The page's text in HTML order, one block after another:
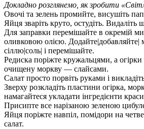
Докладно розглянемо, як зробити
Овочі та зелень промийте, висушіть
Яйця зваріть круто, остудіть. Видаліть
Для заправки перемішайте в окремій
оливковою олією. Додайте|добавляйте|
сіллю|соль| і перемішайте.
Редиска поріжте кружальцями, а
очищену моркву — слайсами.
Салат просто порвіть руками і
Зверху розкладіть пластини огірка,
намагайтеся укладати інгредієнти
Присипте все нарізаною зеленою
Яйця поріжте навпіл, помідори на
салат.